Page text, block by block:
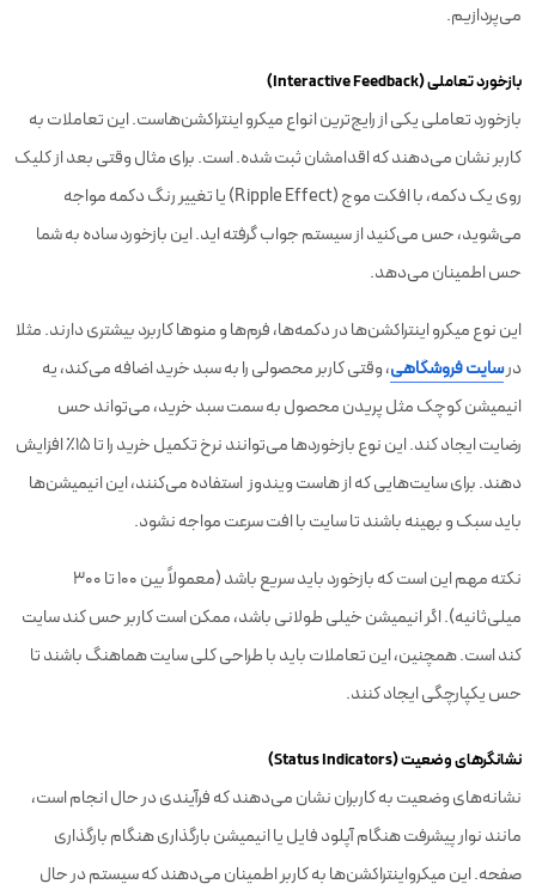
می‌پردازیم.
بازخورد تعاملی (Interactive Feedback)
بازخورد تعاملی یکی از رایج‌ترین انواع میکرو اینتراکشن‌هاست. این تعاملات به
کاربر نشان می‌دهند که اقدامشان ثبت شده. است. برای مثال وقتی بعد از کلیک
روی یک دکمه، با افکت موج (Ripple Effect) یا تغییر رنگ دکمه مواجه
می‌شوید، حس می‌کنید از سیستم جواب گرفته اید. این بازخورد ساده به شما
حس اطمینان می‌دهد.
این نوع میکرو اینتراکشن‌ها در دکمه‌ها، فرم‌ها و منوها کاربرد بیشتری دارند. مثلا
درسایت فروشگاهی، وقتی کاربر محصولی را به سبد خرید اضافه می‌کند، یه
انیمیشن کوچک مثل پریدن محصول به سمت سبد خرید، می‌تواند حس
رضایت ایجاد کند. این نوع بازخوردها می‌توانند نرخ تکمیل خرید را تا 15٪ افزایش
دهند. برای سایت‌هایی که از هاست ویندوز استفاده می‌کنند، این انیمیشن‌ها
باید سبک و بهینه باشند تا سایت با افت سرعت مواجه نشود.
نکته مهم این است که بازخورد باید سریع باشد (معمولاً بین ۱۰۰ تا ۳۰۰
میلی‌ثانیه). اگر انیمیشن خیلی طولانی باشد، ممکن است کاربر حس کند سایت
کند است. همچنین، این تعاملات باید با طراحی کلی سایت هماهنگ باشند تا
حس یکپارچگی ایجاد کنند.
نشانگرهای وضعیت (Status Indicators)
نشانه‌های وضعیت به کاربران نشان می‌دهند که فرآیندی در حال انجام است،
مانند نوار پیشرفت هنگام آپلود فایل یا انیمیشن بارگذاری هنگام بارگذاری
صفحه. این میکرواینتراکشن‌ها به کاربر اطمینان می‌دهند که سیستم در حال